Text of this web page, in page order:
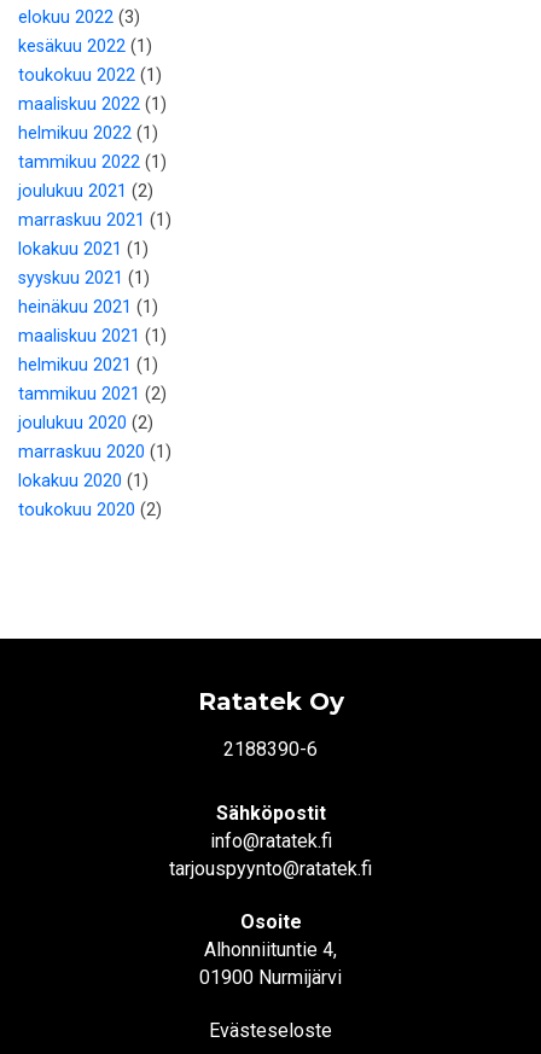
elokuu 2022 (3)
kesäkuu 2022 (1)
toukokuu 2022 (1)
maaliskuu 2022 (1)
helmikuu 2022 (1)
tammikuu 2022 (1)
joulukuu 2021 (2)
marraskuu 2021 (1)
lokakuu 2021 (1)
syyskuu 2021 (1)
heinäkuu 2021 (1)
maaliskuu 2021 (1)
helmikuu 2021 (1)
tammikuu 2021 (2)
joulukuu 2020 (2)
marraskuu 2020 (1)
lokakuu 2020 (1)
toukokuu 2020 (2)
Ratatek Oy
2188390-6
Sähköpostit
info@ratatek.fi
tarjouspyynto@ratatek.fi
Osoite
Alhonniituntie 4,
01900 Nurmijärvi
Evästeseloste